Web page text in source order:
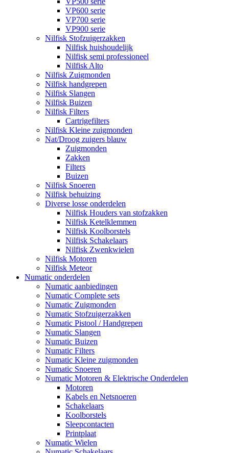
VP600 serie
VP700 serie
VP900 serie
Nilfisk Stofzuigerzakken
Nilfisk huishoudelijk
Nilfisk semi professioneel
Nilfisk Alto
Nilfisk Zuigmonden
Nilfisk handgrepen
Nilfisk Slangen
Nilfisk Buizen
Nilfisk Filters
​Cartrigefilters
Nilfisk Kleine zuigmonden
Nat/Droog zuigers blauw
Zuigmonden
Zakken
Filters
Buizen
Nilfisk Snoeren
Nilfisk behuizing
Diverse losse onderdelen
Nilfisk Houders van stofzakken
Nilfisk Ketelklemmen
Nilfisk Koolborstels
Nilfisk Schakelaars
Nilfisk Zwenkwielen
Nilfisk Motoren
Nilfisk Meteor
Numatic onderdelen
Numatic aanbiedingen
Numatic Complete sets
Numatic Zuigmonden
Numatic Stofzuigerzakken
Numatic Pistool / Handgrepen
Numatic Slangen
Numatic Buizen
Numatic Filters
Numatic Kleine zuigmonden
Numatic Snoeren
Numatic Motoren & Elektrische Onderdelen
Motoren
Kabels en Netsnoeren
Schakelaars
Koolborstels
Sleepcontacten
Printplaat
Numatic Wielen